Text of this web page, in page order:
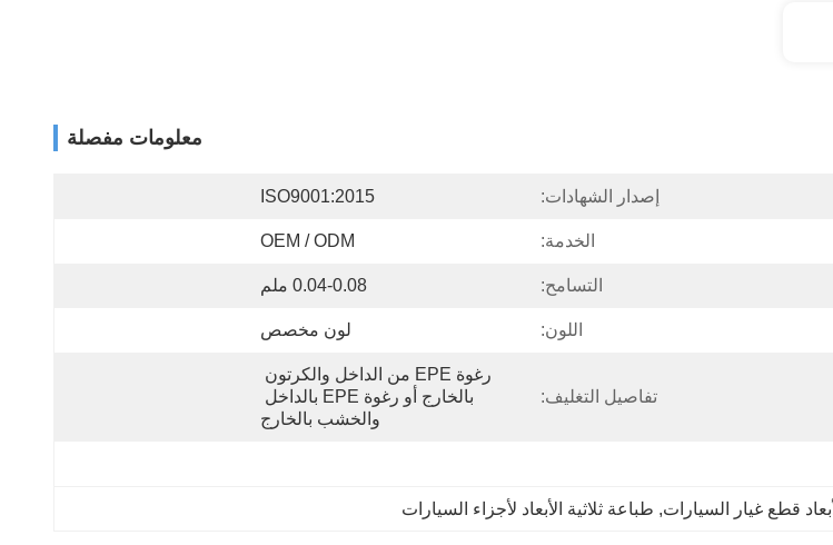
معلومات مفصلة
إصدار الشهادات: ISO9001:2015
الخدمة: OEM / ODM
التسامح: 0.04-0.08 ملم
اللون: لون مخصص
تفاصيل التغليف:
والخشب بالخارج
قطع غيار السيارات, طباعة ثلاثية الأبعاد لأجزاء السيارات